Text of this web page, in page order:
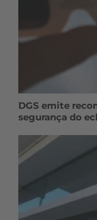
DGS emite
segurança do